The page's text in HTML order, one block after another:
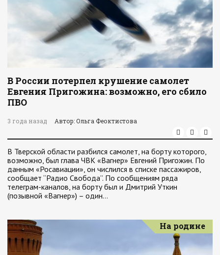
В России потерпел крушение самолет
Евгения Пригожина: возможно, его сбило
ПВО
3 года назад Автор: Ольга Феоктистова
В Тверской области разбился самолет, на борту которого,
возможно, был глава ЧВК «Вагнер» Евгений Пригожин. По
данным «Росавиации», он числился в списке пассажиров,
сообщает “Радио Свобода”. По сообщениям ряда
телеграм-каналов, на борту был и Дмитрий Уткин
(позывной «Вагнер») – один…
На родине